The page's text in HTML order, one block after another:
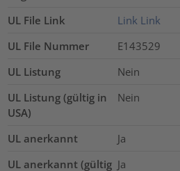
UL File Link Link Link
UL File Nummer
E143529
UL Listung
Nein
UL Listung (gültig in
USA)
Nein
UL anerkannt
Ja
UL anerkannt (gültig Ja